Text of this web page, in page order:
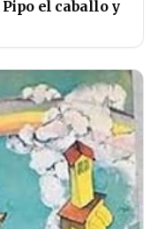
el caballo y